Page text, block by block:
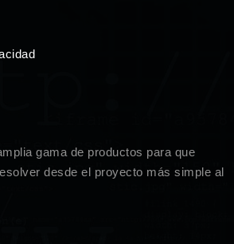
gama de productos para que
desde el proyecto más simple al